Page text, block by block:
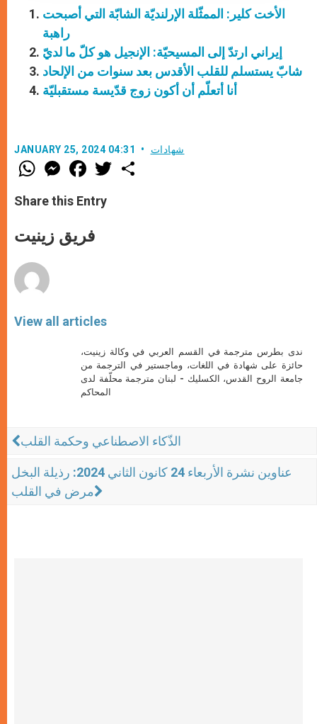
الأخت كلير: الممثّلة الإرلنديّة الشابّة التي أصبحت
راهبة
إيراني ارتدّ إلى المسيحيّة: الإنجيل هو كلّ ما لديّ
شابّ يستسلم للقلب الأقدس بعد سنوات من الإلحاد
أنا أتعلّم أن أكون زوج قدّيسة مستقبليّة
JANUARY 25, 2024 04:31 شهادات
W
h
t
s
p
p
M
e
s
e
g
e
F
a
e
b
o
k
T
w
Share this Entry
فريق زينيت
View all articles
ندى بطرس مترجمة في القسم العربي في وكالة زينيت،
حائزة على شهادة في اللغات، وماجستير في الترجمة من
جامعة الروح القدس، الكسليك - لبنان مترجمة محلّفة لدى
المحاكم
الذّكاء الاصطناعي وحكمة القلب
عناوين نشرة الأربعاء 24 كانون الثاني 2024: رذيلة البخل
مرض في القلب